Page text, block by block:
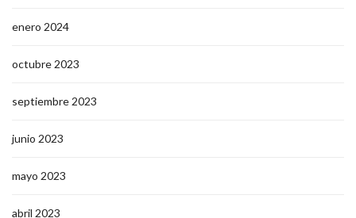
enero 2024
octubre 2023
septiembre 2023
junio 2023
mayo 2023
abril 2023